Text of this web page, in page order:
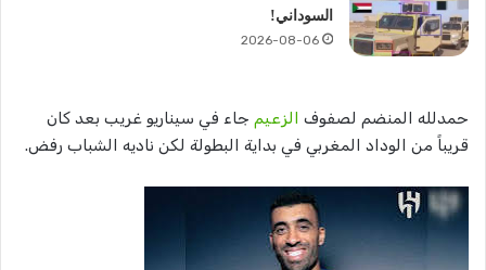
السوداني!
2026-08-06
حمدلله المنضم لصفوف الزعيم جاء في سيناريو غريب بعد كان
قريباً من الوداد المغربي في بداية البطولة لكن ناديه الشباب رفض.